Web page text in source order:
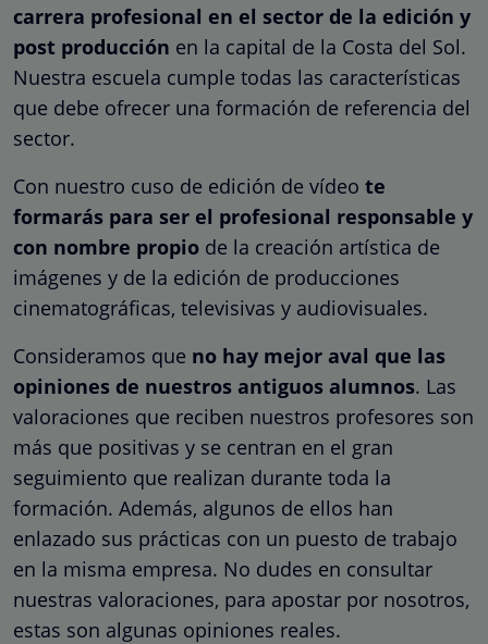
carrera profesional en el sector de la edición y
post producción en la capital de la Costa del Sol.
Nuestra escuela cumple todas las características
que debe ofrecer una formación de referencia del
sector.
Con nuestro cuso de edición de vídeo te
formarás para ser el profesional responsable y
con nombre propio de la creación artística de
imágenes y de la edición de producciones
cinematográficas, televisivas y audiovisuales.
Consideramos que no hay mejor aval que las
opiniones de nuestros antiguos alumnos. Las
valoraciones que reciben nuestros profesores son
más que positivas y se centran en el gran
seguimiento que realizan durante toda la
formación. Además, algunos de ellos han
enlazado sus prácticas con un puesto de trabajo
en la misma empresa. No dudes en consultar
nuestras valoraciones, para apostar por nosotros,
estas son algunas opiniones reales.